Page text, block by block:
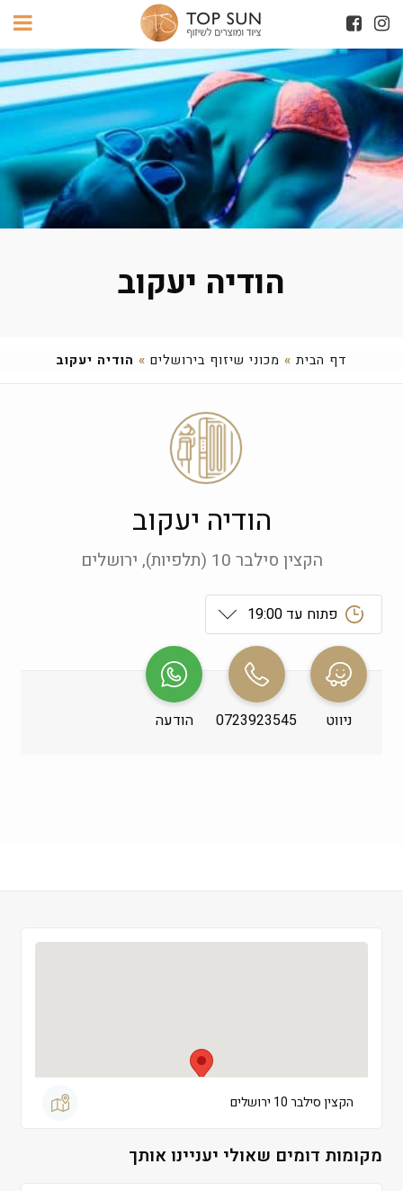
הודיה יעקוב
דף הבית » מכוני שיזוף בירושלים » הודיה יעקוב
הודיה יעקוב
הקצין סילבר 10 (תלפיות), ירושלים
פתוח עד 19:00
ראשון
שני
09:00-19:00
שלישי
ניווט 0723923545 הודעה
הקצין סילבר 10 ירושלים
מקומות דומים שאולי יעניינו אותך